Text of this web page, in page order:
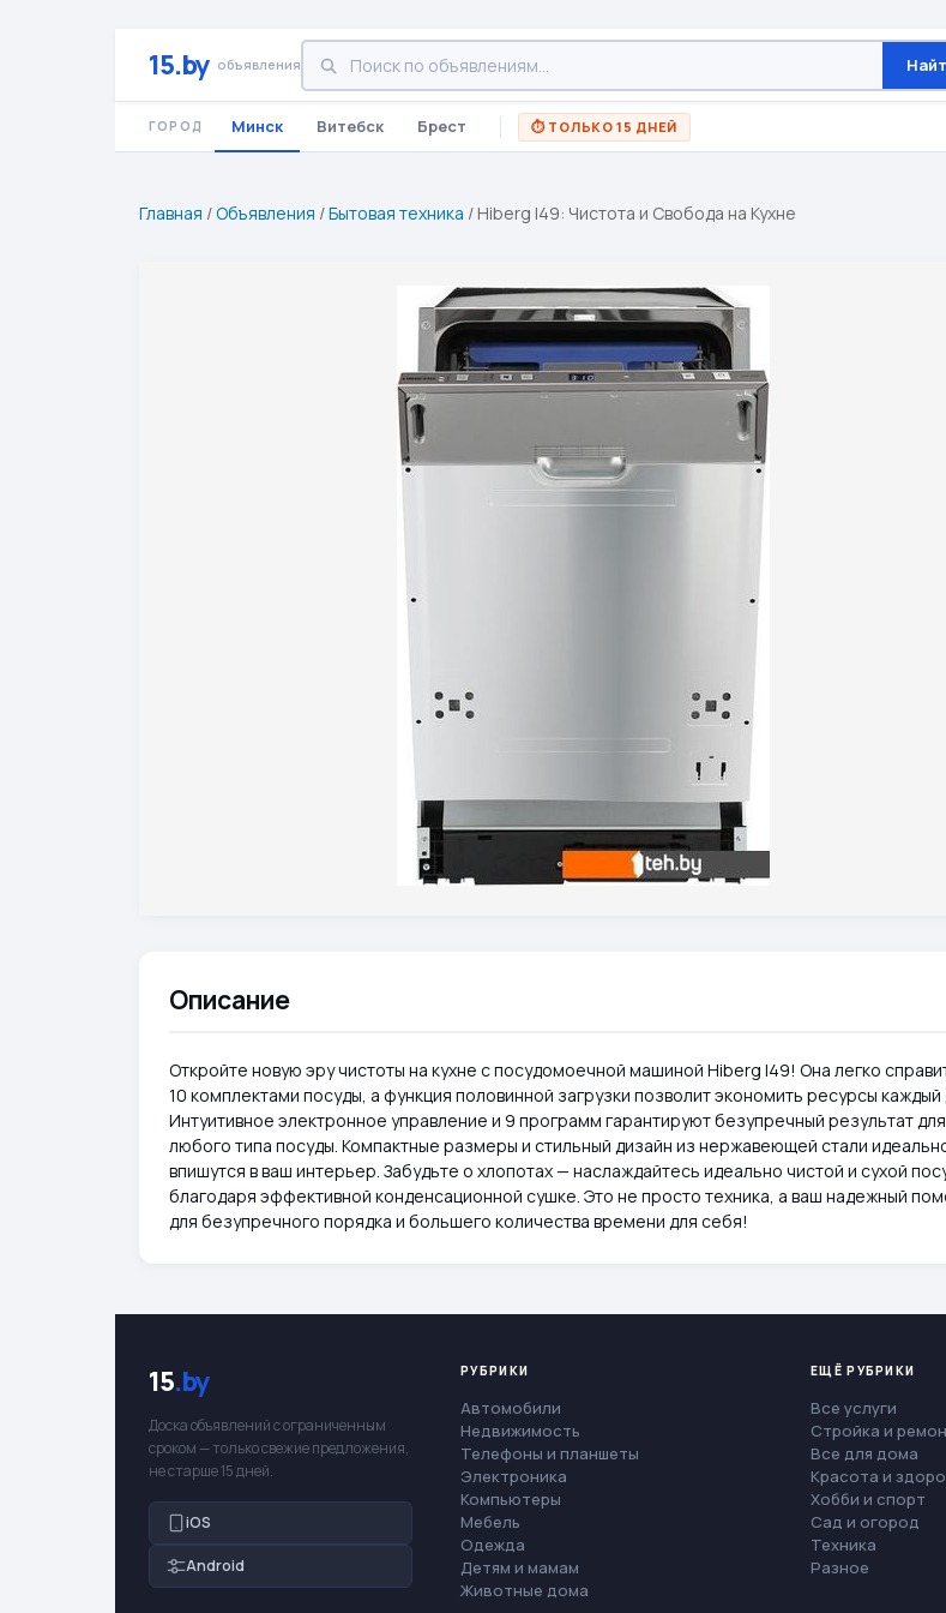
15.by объявления
ГОРОД Минск Витебск Брест ⏱ ТОЛЬКО 15 ДНЕЙ
Главная /Объявления /Бытовая техника / Hiberg I49: Чистота и Свобода на Кухне
Описание
Откройте новую эру чистоты на кухне с посудомоечной машиной Hiberg I49! Она легко
10 комплектами посуды, а функция половинной загрузки позволит экономить ресурсы каждый
Интуитивное электронное управление и 9 программ гарантируют безупречный результат для
любого типа посуды. Компактные размеры и стильный дизайн из нержавеющей стали
впишутся в ваш интерьер. Забудьте о хлопотах — наслаждайтесь идеально чистой и сухой
благодаря эффективной конденсационной сушке. Это не просто техника, а ваш надежный
для безупречного порядка и большего количества времени для себя!
15.by
Доска объявлений с ограниченным
сроком — только свежие предложения,
не старше 15 дней.
iOS
Android
РУБРИКИ
Автомобили
Недвижимость
Телефоны и планшеты
Электроника
Компьютеры
Мебель
Одежда
Детям и мамам
Животные дома
ЕЩЁ РУБРИКИ
Все услуги
Стройка и
Все для дома
Красота и
Хобби и спорт
Сад и огород
Техника
Разное